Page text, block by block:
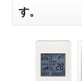
す。